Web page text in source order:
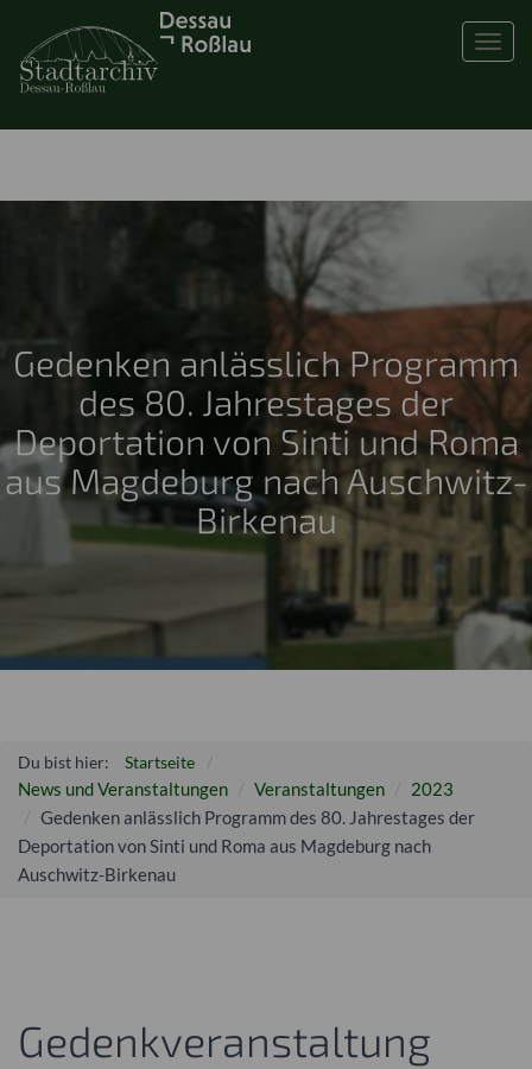
Gedenken anlässlich Programm
des 80. Jahrestages der
Deportation von Sinti und Roma
aus Magdeburg nach Auschwitz-
Birkenau
Du bist hier: Startseite
News und Veranstaltungen Veranstaltungen
2023
Gedenken anlässlich Programm des 80. Jahrestages der
Deportation von Sinti und Roma aus Magdeburg nach
Auschwitz-Birkenau
Gedenkveranstaltung